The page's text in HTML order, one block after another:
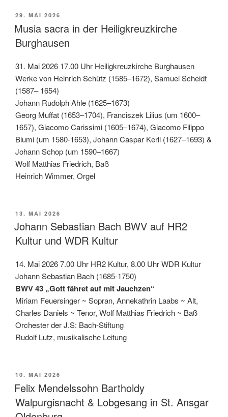
VERÖFFENTLICHT
AM
29. MAI 2026
Musia sacra in der Heiligkreuzkirche
Burghausen
31. Mai 2026 17.00 Uhr Heiligkreuzkirche Burghausen
Werke von Heinrich Schütz (1585–1672), Samuel Scheidt
(1587– 1654)
Johann Rudolph Ahle (1625–1673)
Georg Muffat (1653–1704), Franciszek Lilius (um 1600–
1657), Giacomo Carissimi (1605–1674), Giacomo Filippo
Biumi (um 1580-1653), Johann Caspar Kerll (1627–1693) &
Johann Schop (um 1590–1667)
Wolf Matthias Friedrich, Baß
Heinrich Wimmer, Orgel
VERÖFFENTLICHT
AM
13. MAI 2026
Johann Sebastian Bach BWV auf HR2
Kultur und WDR Kultur
14. Mai 2026 7.00 Uhr HR2 Kultur, 8.00 Uhr WDR Kultur
Johann Sebastian Bach (1685-1750)
BWV 43 „Gott fähret auf mit Jauchzen“
Miriam Feuersinger ~ Sopran, Annekathrin Laabs ~ Alt,
Charles Daniels ~ Tenor, Wolf Matthias Friedrich ~ Baß
Orchester der J.S: Bach-Stiftung
Rudolf Lutz, musikalische Leitung
VERÖFFENTLICHT
AM
10. MAI 2026
Felix Mendelssohn Bartholdy
Walpurgisnacht & Lobgesang in St. Ansgar